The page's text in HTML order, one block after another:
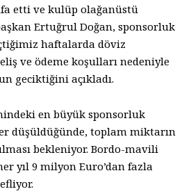
etti ve kulüp olağanüstü
Ertuğrul Doğan, sponsorluk
haftalarda döviz
ve ödeme koşulları nedeniyle
geciktiğini açıkladı.
en büyük sponsorluk
düşüldüğünde, toplam miktarın
bekleniyor. Bordo-mavili
yıl 9 milyon Euro’dan fazla